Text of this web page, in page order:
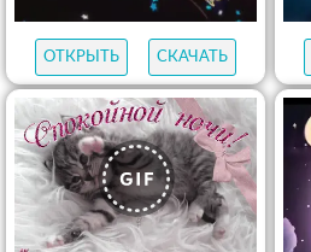
ОТКРЫТЬ СКАЧАТЬ